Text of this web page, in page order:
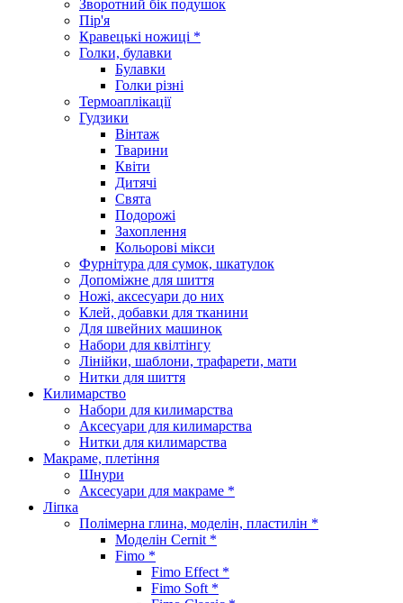
Зворотний бік подушок
Пір'я
Кравецькі ножиці *
Голки, булавки
Булавки
Голки різні
Термоаплікації
Гудзики
Вінтаж
Тварини
Квіти
Дитячі
Свята
Подорожі
Захоплення
Кольорові мікси
Фурнітура для сумок, шкатулок
Допоміжне для шиття
Ножі, аксесуари до них
Клей, добавки для тканини
Для швейних машинок
Набори для квілтінгу
Лінійки, шаблони, трафарети, мати
Нитки для шиття
Килимарство
Набори для килимарства
Аксесуари для килимарства
Нитки для килимарства
Макраме, плетіння
Шнури
Аксесуари для макраме *
Ліпка
Полімерна глина, моделін, пластилін *
Моделін Cernit *
Fimo *
Fimo Effect *
Fimo Soft *